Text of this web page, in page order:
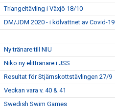
Triangeltävling i Växjö 18/10
DM/JDM 2020 - i kölvattnet av Covid-19
Ny tränare till NIU
Niko ny elittränare i JSS
Resultat för Stjärnskottstävlingen 27/9
Veckan vara v. 40 & 41
Swedish Swim Games